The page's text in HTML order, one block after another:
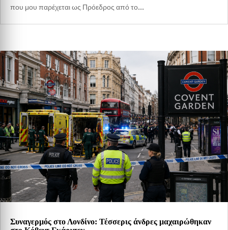
που μου παρέχεται ως Πρόεδρος από το...
Συναγερμός στο Λονδίνο: Τέσσερις άνδρες μαχαιρώθηκαν